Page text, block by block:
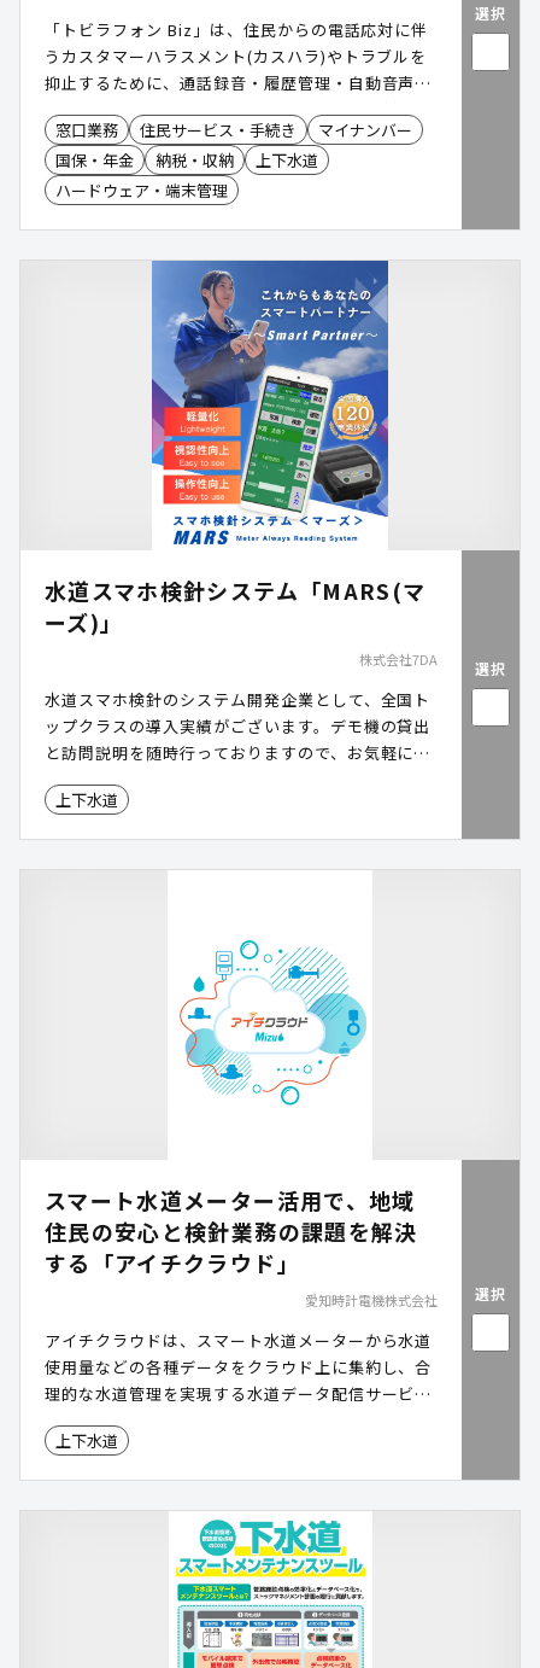
「トビラフォン Biz」は、住民からの電話応対に伴
うカスタマーハラスメント(カスハラ)やトラブルを
抑止するために、通話録音・履歴管理・自動音声ガ
イダンスをオールインワンで提供する電話応対支援
ソリューションです。既存の電話機に接続するだけ
で導入でき、職員を守りつつ電話業務の効率化と住
民サービス向上を両立します。
窓口業務 住民サービス・手続き
マイナンバー
国保・年金
納税・収納
上下水道
ハードウェア・端末管理
選択
水道スマホ検針システム「MARS(マ
ーズ)」
株式会社7DA
水道スマホ検針のシステム開発企業として、全国ト
ップクラスの導入実績がございます。デモ機の貸出
と訪問説明を随時行っておりますので、お気軽にお
申込みください。
上下水道
選択
スマート水道メーター活用で、地域
住民の安心と検針業務の課題を解決
する「アイチクラウド」
愛知時計電機株式会社
アイチクラウドは、スマート水道メーターから水道
使用量などの各種データをクラウド上に集約し、合
理的な水道管理を実現する水道データ配信サービス
です。
上下水道
選択